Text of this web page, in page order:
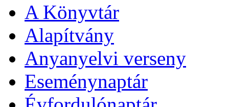
A Könyvtár
Alapítvány
Anyanyelvi verseny
Eseménynaptár